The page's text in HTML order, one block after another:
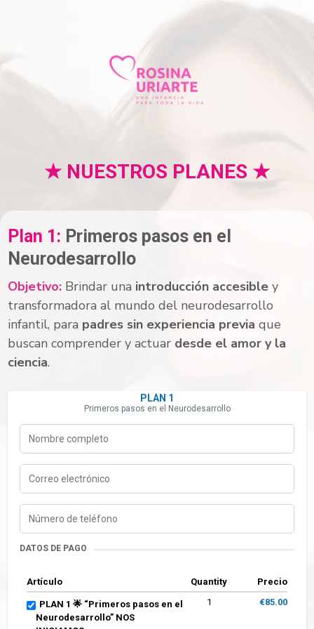
★ NUESTROS PLANES ★
Plan 1: Primeros pasos en el
Neurodesarrollo
Objetivo: Brindar una introducción accesible y
transformadora al mundo del neurodesarrollo
infantil, para padres sin experiencia previa que
buscan comprender y actuar desde el amor y la
ciencia.
PLAN 1
Primeros pasos en el Neurodesarrollo
DATOS DE PAGO
Artículo Quantity Precio
PLAN 1 🌟 “Primeros pasos en el
Neurodesarrollo” NOS
1 €85.00